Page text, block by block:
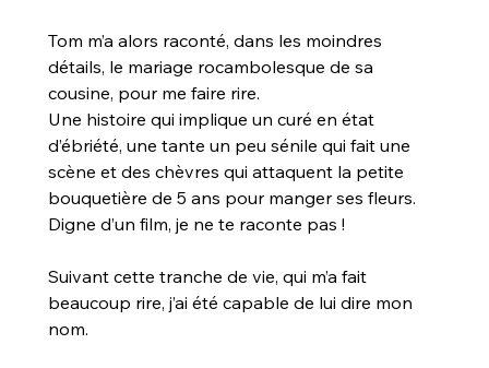
Tom m’a alors raconté, dans les moindres
détails, le mariage rocambolesque de sa
cousine, pour me faire rire.
Une histoire qui implique un curé en état
d’ébriété, une tante un peu sénile qui fait une
scène et des chèvres qui attaquent la petite
bouquetière de 5 ans pour manger ses fleurs.
Digne d’un film, je ne te raconte pas !
Suivant cette tranche de vie, qui m’a fait
beaucoup rire, j’ai été capable de lui dire mon
nom.